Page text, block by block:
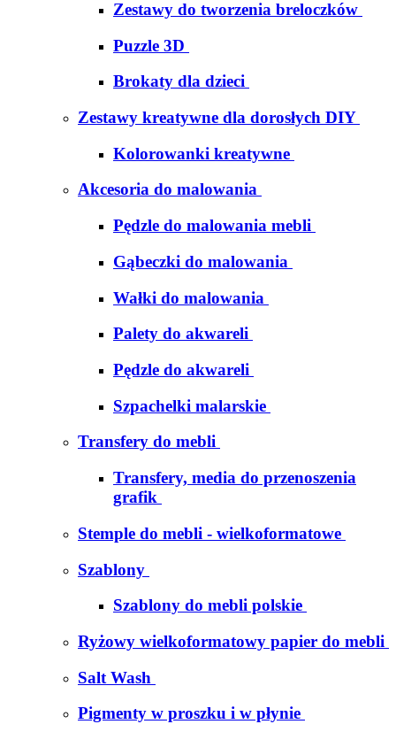
Zestawy do tworzenia breloczków
Puzzle 3D
Brokaty dla dzieci
Zestawy kreatywne dla dorosłych DIY
Kolorowanki kreatywne
Akcesoria do malowania
Pędzle do malowania mebli
Gąbeczki do malowania
Wałki do malowania
Palety do akwareli
Pędzle do akwareli
Szpachelki malarskie
Transfery do mebli
Transfery, media do przenoszenia
grafik
Stemple do mebli - wielkoformatowe
Szablony
Szablony do mebli polskie
Ryżowy wielkoformatowy papier do mebli
Salt Wash
Pigmenty w proszku i w płynie